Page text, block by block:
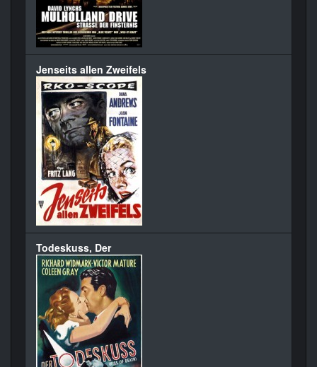
Jenseits allen Zweifels
Todeskuss, Der